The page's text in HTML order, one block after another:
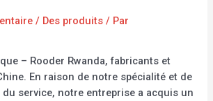
/ Des produits / Par
– Rooder Rwanda, fabricants et
En raison de notre spécialité et de
service, notre entreprise a acquis un